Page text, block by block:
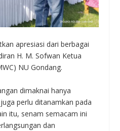
apresiasi dari berbagai
H. M. Sofwan Ketua
NU Gondang.
dimaknai hanya
perlu ditanamkan pada
itu, senam semacam ini
dan